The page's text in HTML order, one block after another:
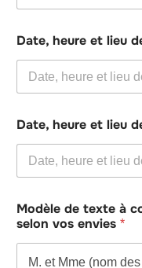
Date, heure et lieu
Date, heure et lieu
Modèle de texte à
selon vos envies *